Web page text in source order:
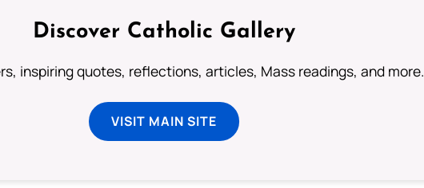
Discover Catholic Gallery
inspiring quotes, reflections, articles, Mass readings, and more.
VISIT MAIN SITE